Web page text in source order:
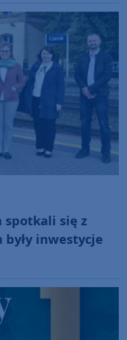
spotkali się z
były inwestycje